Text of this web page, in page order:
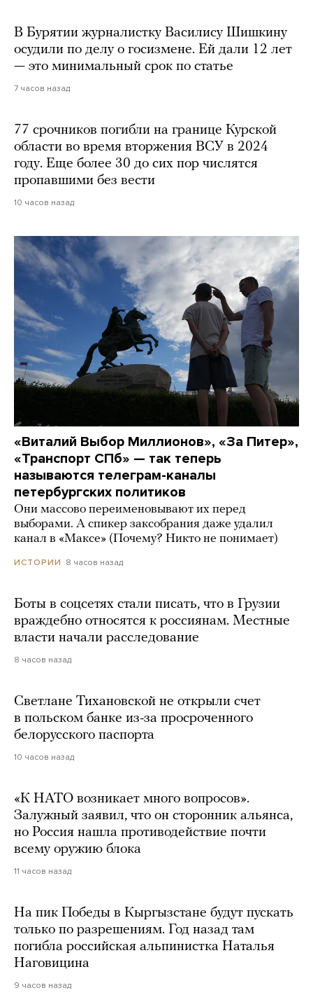
В Бурятии журналистку Василису Шишкину
осудили по делу о госизмене. Ей дали 12 лет
— это минимальный срок по статье
7 часов назад
77 срочников погибли на границе Курской
области во время вторжения ВСУ в 2024
году. Еще более 30 до сих пор числятся
пропавшими без вести
10 часов назад
«Виталий Выбор Миллионов», «За Питер»,
«Транспорт СПб» — так теперь
называются телеграм-каналы
петербургских политиков
Они массово переименовывают их перед
выборами. А спикер заксобрания даже удалил
канал в «Максе» (Почему? Никто не понимает)
ИСТОРИИ 8 часов назад
Боты в соцсетях стали писать, что в Грузии
враждебно относятся к россиянам. Местные
власти начали расследование
8 часов назад
Светлане Тихановской не открыли счет
в польском банке из-за просроченного
белорусского паспорта
10 часов назад
«К НАТО возникает много вопросов».
Залужный заявил, что он сторонник альянса,
но Россия нашла противодействие почти
всему оружию блока
11 часов назад
На пик Победы в Кыргызстане будут пускать
только по разрешениям. Год назад там
погибла российская альпинистка Наталья
Наговицина
9 часов назад